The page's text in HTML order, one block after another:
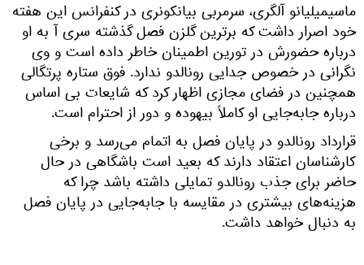
ماسیمیلیانو آلگری، سرمربی بیانکونری در کنفرانس این هفته
خود اصرار داشت که برترین گلزن فصل گذشته سری آ به او
درباره حضورش در تورین اطمینان خاطر داده است و وی
نگرانی در خصوص جدایی رونالدو ندارد. فوق ستاره پرتگالی
همچنین در فضای مجازی اظهار کرد که شایعات بی اساس
درباره جابه‌جایی او کاملاً بیهوده و دور از احترام است.
قرارداد رونالدو در پایان فصل به اتمام می‌رسد و برخی
کارشناسان اعتقاد دارند که بعید است باشگاهی در حال
حاضر برای جذب رونالدو تمایلی داشته باشد چرا که
هزینه‌های بیشتری در مقایسه با جابه‌جایی در پایان فصل
به دنبال خواهد داشت.